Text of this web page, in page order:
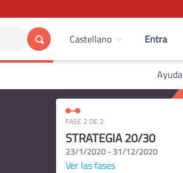
Castellano Entra
Ayuda
FASE 2 DE 2
STRATEGIA 20/30
23/1/2020 - 31/12/2020
Ver las fases